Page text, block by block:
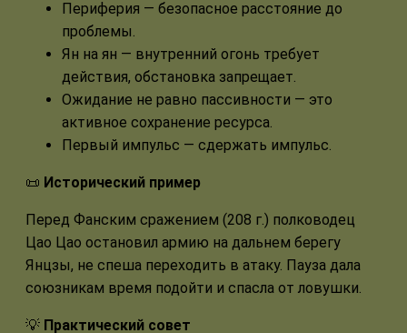
Периферия — безопасное расстояние до
проблемы.
Ян на ян — внутренний огонь требует
действия, обстановка запрещает.
Ожидание не равно пассивности — это
активное сохранение ресурса.
Первый импульс — сдержать импульс.
📜 Исторический пример
Перед Фанским сражением (208 г.) полководец
Цао Цао остановил армию на дальнем берегу
Янцзы, не спеша переходить в атаку. Пауза дала
союзникам время подойти и спасла от ловушки.
💡 Практический совет